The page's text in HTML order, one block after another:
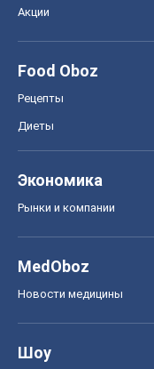
Акции
Food Oboz
Рецепты
Диеты
Экономика
Рынки и компании
MedOboz
Новости медицины
Шоу